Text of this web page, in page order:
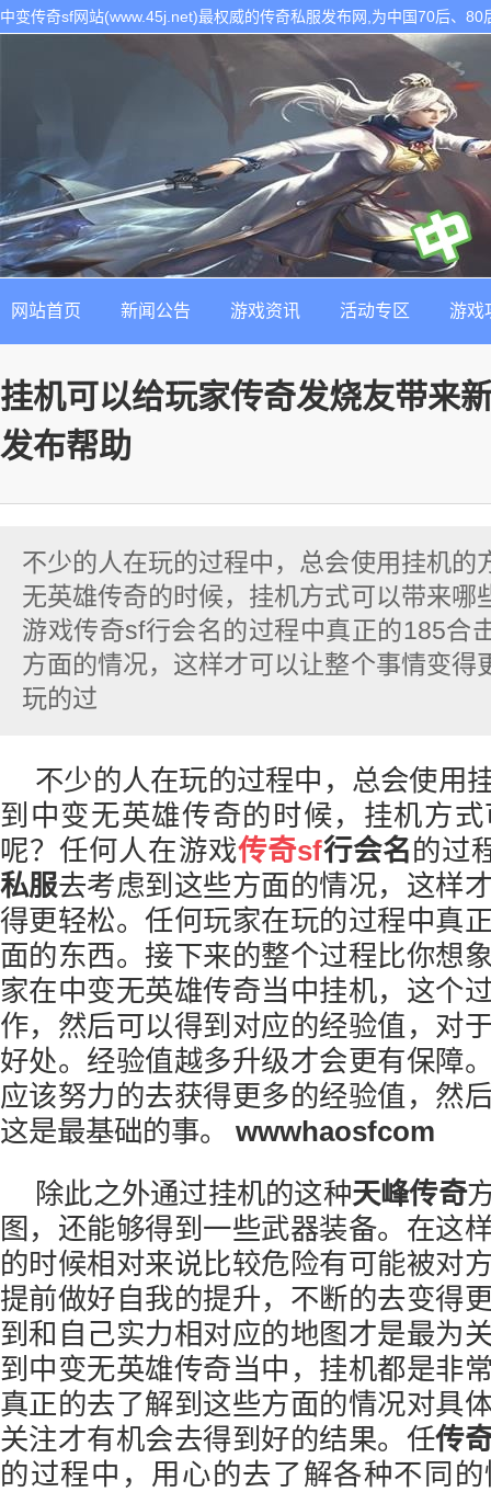
中变传奇sf网站(www.45j.net)最权威的传奇私服发布网,为中国70后、
网站首页 新闻公告 游戏资讯 活动专区 游戏
挂机可以给玩家传奇发烧友带来
发布帮助
不少的人在玩的过程中，总会使用挂机的
无英雄传奇的时候，挂机方式可以带来哪
游戏传奇sf行会名的过程中真正的185合
方面的情况，这样才可以让整个事情变得
玩的过
不少的人在玩的过程中，总会使用
到中变无英雄传奇的时候，挂机方
呢？任何人在游戏传奇sf行会名的过
私服去考虑到这些方面的情况，这样
得更轻松。任何玩家在玩的过程中真
面的东西。接下来的整个过程比你想
家在中变无英雄传奇当中挂机，这个
作，然后可以得到对应的经验值，对
好处。经验值越多升级才会更有保障
应该努力的去获得更多的经验值，然
这是最基础的事。 wwwhaosfcom
除此之外通过挂机的这种天峰传奇
图，还能够得到一些武器装备。在这
的时候相对来说比较危险有可能被对
提前做好自我的提升，不断的去变得
到和自己实力相对应的地图才是最为
到中变无英雄传奇当中，挂机都是非
真正的去了解到这些方面的情况对具
关注才有机会去得到好的结果。任传
的过程中，用心的去了解各种不同